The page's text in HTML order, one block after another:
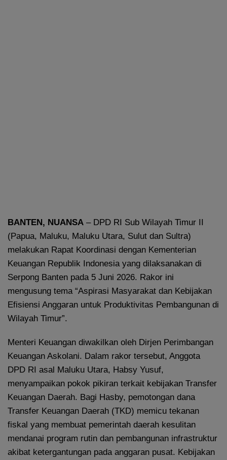
BANTEN, NUANSA – DPD RI Sub Wilayah Timur II
(Papua, Maluku, Maluku Utara, Sulut dan Sultra)
melakukan Rapat Koordinasi dengan Kementerian
Keuangan Republik Indonesia yang dilaksanakan di
Serpong Banten pada 5 Juni 2026. Rakor ini
mengusung tema “Aspirasi Masyarakat dan Kebijakan
Efisiensi Anggaran untuk Produktivitas Pembangunan di
Wilayah Timur”.
Menteri Keuangan diwakilkan oleh Dirjen Perimbangan
Keuangan Askolani. Dalam rakor tersebut, Anggota
DPD RI asal Maluku Utara, Habsy Yusuf,
menyampaikan pokok pikiran terkait kebijakan Transfer
Keuangan Daerah. Bagi Hasby, pemotongan dana
Transfer Keuangan Daerah (TKD) memicu tekanan
fiskal yang membuat pemerintah daerah kesulitan
mendanai program rutin dan pembangunan infrastruktur
akibat ketergantungan pada anggaran pusat. Kebijakan